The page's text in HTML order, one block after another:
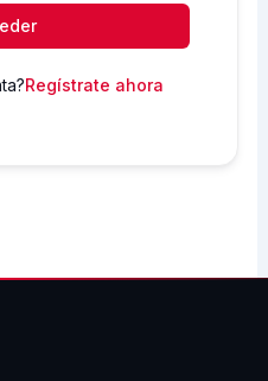
Regístrate ahora